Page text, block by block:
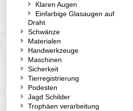
Klaren Augen
Einfarbige Glasaugen auf
Draht
Schwänze
Materialen
Handwerkzeuge
Maschinen
Sicherkeit
Tierregistrierung
Podesten
Jagd Schilder
Trophäen verarbeitung